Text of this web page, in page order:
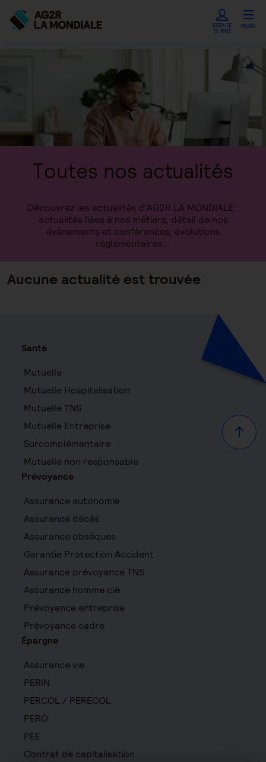
ESPACE
CLIENT
MENU
Toutes nos actualités
Découvrez les actualités d'AG2R LA MONDIALE :
actualités liées à nos métiers, détail de nos
événements et conférences, évolutions
réglementaires...
Aucune actualité est trouvée
Haut
Santé
Mutuelle
Mutuelle Hospitalisation
Mutuelle TNS
Mutuelle Entreprise
Surcomplémentaire
Mutuelle non responsable
Prévoyance
Assurance autonomie
Assurance décès
Assurance obsèques
Garantie Protection Accident
Assurance prévoyance TNS
Assurance homme clé
Prévoyance entreprise
Prévoyance cadre
Épargne
Assurance vie
PERIN
PERCOL / PERECOL
PERO
PEE
Contrat de capitalisation